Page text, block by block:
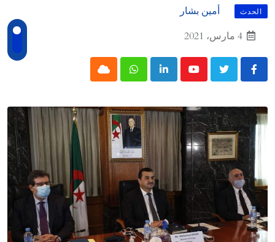
الحدث
أمين بشار
4 مارس، 2021
Youtube
LinkedIn
Whatsapp
Cloud